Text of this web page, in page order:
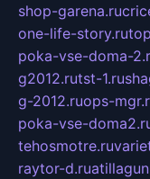
shop-garena.ru
one-life-story.ru
poka-vse-doma-
g2012.rutst-1.ru
g-2012.ruops-
poka-vse-
tehosmotre.ru
raytor-d.ru